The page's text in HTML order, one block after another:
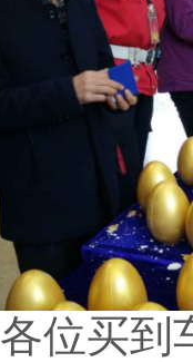
各位买到